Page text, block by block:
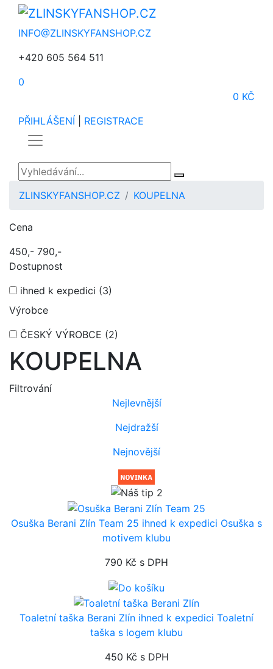
INFO@ZLINSKYFANSHOP.CZ
+420 605 564 511
0
0 KČ
PŘIHLÁŠENÍ
REGISTRACE
ZLINSKYFANSHOP.CZ KOUPELNA
Cena
450,- 790,-
Dostupnost
ihned k expedici (3)
Výrobce
ČESKÝ VÝROBCE (2)
KOUPELNA
Filtrování
Nejlevnější
Nejdražší
Nejnovější
Osuška Berani Zlín Team 25 ihned k expedici Osuška s
motivem klubu
790 Kč s DPH
Toaletní taška Berani Zlín ihned k expedici Toaletní
taška s logem klubu
450 Kč s DPH